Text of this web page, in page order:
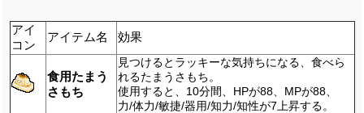
アイ
コン
アイテム名 効果
食用たまう
さもち
見つけるとラッキーな気持ちになる、食べら
れるたまうさもち。
使用すると、10分間、HPが88、MPが88、
力/体力/敏捷/器用/知力/知性が7上昇する。